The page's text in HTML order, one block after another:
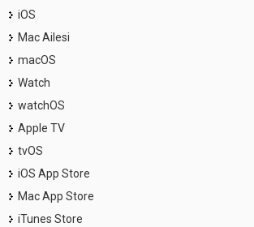
iOS
Mac Ailesi
macOS
Watch
watchOS
Apple TV
tvOS
iOS App Store
Mac App Store
iTunes Store